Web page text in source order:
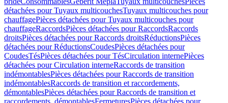
détachées pour Tuyaux multicouchesTuyaux multicouches pour
chauffagePièces détachées pour Tuyaux multicouches pour
chauffageRaccordsPièces détachées pour RaccordsRaccords
droitsPièces détachées pour Raccords droitsRéductionsPièces
détachées pour RéductionsCoudesPièces détachées pour
CoudesTésPièces détachées pour TésCirculation internePièces
détachées pour Circulation interneRaccords de transition
indémontablesPièces détachées pour Raccords de transition
indémontablesRaccords de transition et raccordements,
démontablesPièces détachées pour Raccords de transition et
raccordements, démontablesFermeturesPièces détachées pour